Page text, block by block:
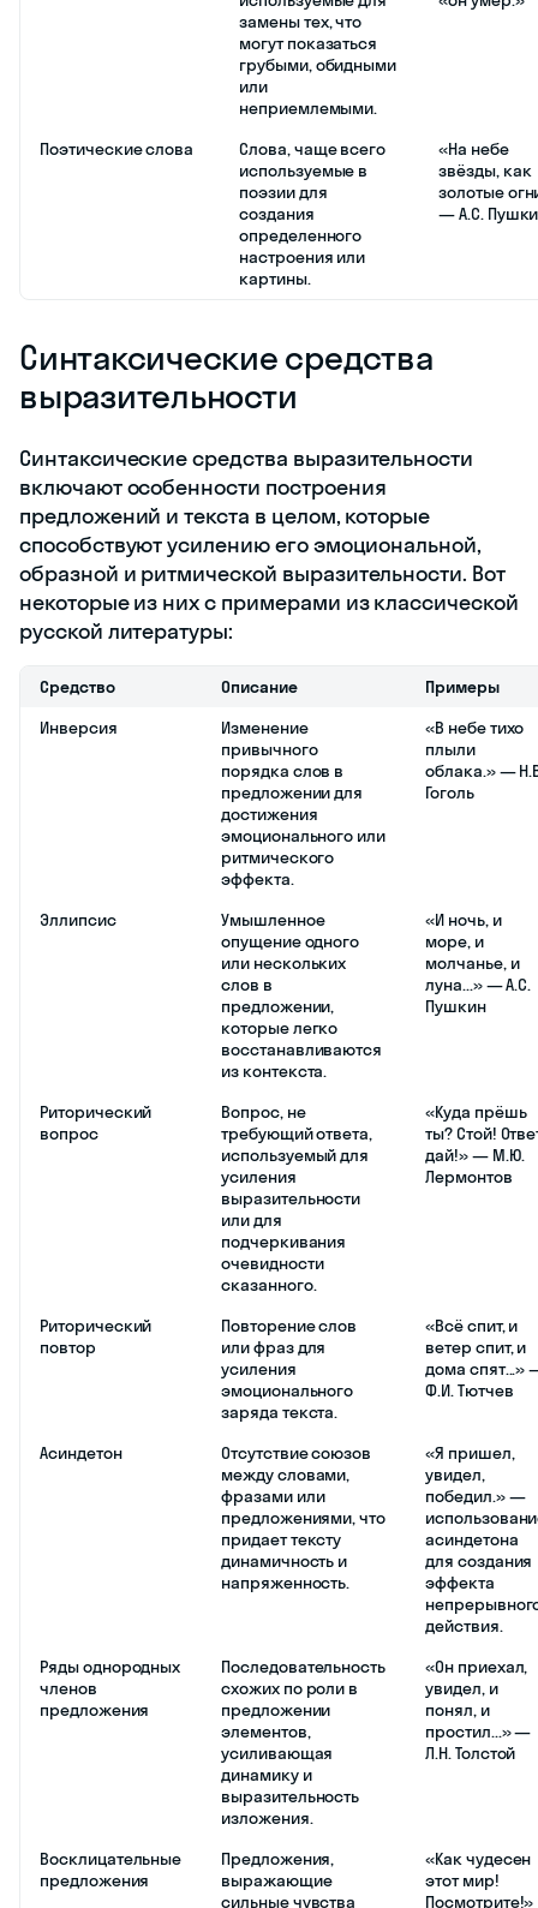
замены тех, что
могут показаться
грубыми, обидными
или
неприемлемыми.
Поэтические слова
Слова, чаще всего
используемые в
поэзии для
создания
определенного
настроения или
картины.
«На небе
звёзды, как
золотые
— А.С.
Синтаксические средства
выразительности
Синтаксические средства выразительности
включают особенности построения
предложений и текста в целом, которые
способствуют усилению его эмоциональной,
образной и ритмической выразительности. Вот
некоторые из них с примерами из классической
русской литературы:
Средство Описание
Примеры
Инверсия
Изменение
привычного
порядка слов в
предложении для
достижения
эмоционального или
ритмического
эффекта.
«В небе тихо
плыли
облака.» —
Гоголь
Эллипсис
Умышленное
опущение одного
или нескольких
слов в
предложении,
которые легко
восстанавливаются
из контекста.
«И ночь, и
море, и
молчанье, и
луна...» — А.С.
Пушкин
Риторический
вопрос
Вопрос, не
требующий ответа,
используемый для
усиления
выразительности
или для
подчеркивания
очевидности
сказанного.
«Куда прёшь
ты? Стой!
дай!» — М.Ю.
Лермонтов
Риторический
повтор
Повторение слов
или фраз для
усиления
эмоционального
заряда текста.
«Всё спит, и
ветер спит, и
дома спят...»
Ф.И. Тютчев
Асиндетон
Отсутствие союзов
между словами,
фразами или
предложениями, что
придает тексту
динамичность и
напряженность.
«Я пришел,
увидел,
победил.» —
асиндетона
для создания
эффекта
действия.
Ряды однородных
членов
предложения
Последовательность
схожих по роли в
предложении
элементов,
усиливающая
динамику и
выразительность
изложения.
«Он приехал,
увидел, и
понял, и
простил...» —
Л.Н. Толстой
Восклицательные
предложения
Предложения,
выражающие
сильные чувства
«Как чудесен
этот мир!
Посмотрите!»